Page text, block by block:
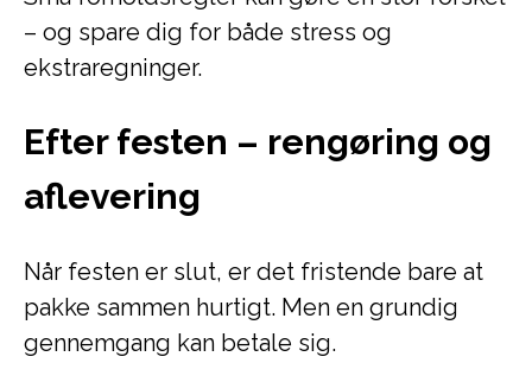
– og spare dig for både stress og
ekstraregninger.
Efter festen – rengøring og
aflevering
Når festen er slut, er det fristende bare at
pakke sammen hurtigt. Men en grundig
gennemgang kan betale sig.